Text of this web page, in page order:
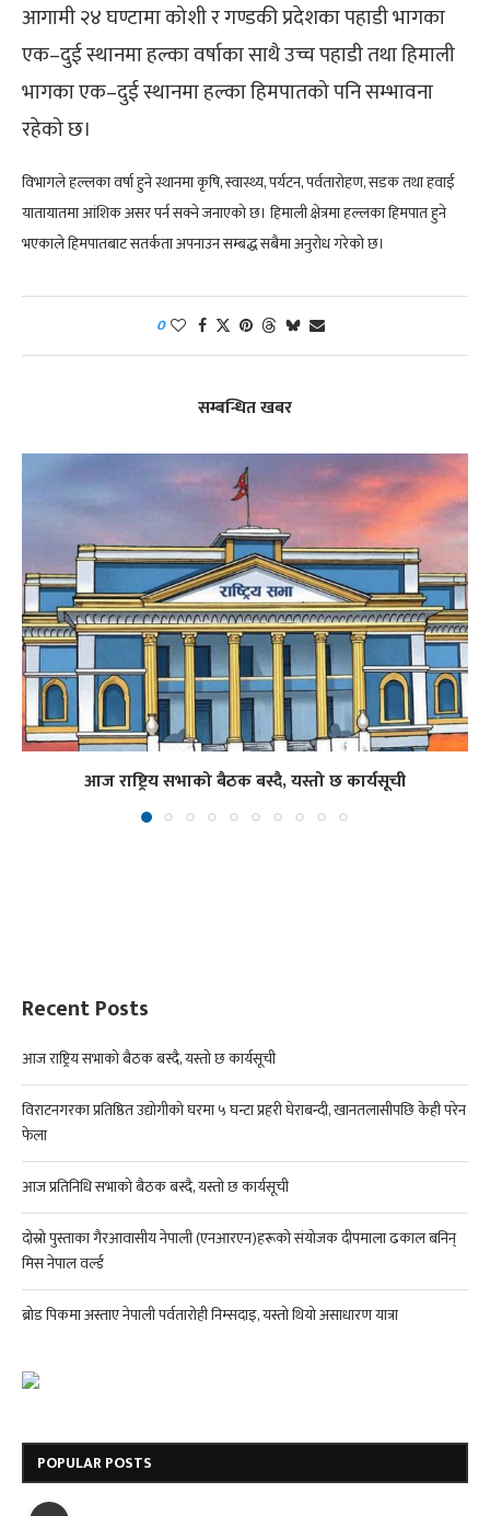
आगामी २४ घण्टामा कोशी र गण्डकी प्रदेशका पहाडी भागका
एक–दुई स्थानमा हल्का वर्षाका साथै उच्च पहाडी तथा हिमाली
भागका एक–दुई स्थानमा हल्का हिमपातको पनि सम्भावना
रहेको छ।
विभागले हल्लका वर्षा हुने स्थानमा कृषि, स्वास्थ्य, पर्यटन, पर्वतारोहण, सडक तथा हवाई
यातायातमा आंशिक असर पर्न सक्ने जनाएको छ। हिमाली क्षेत्रमा हल्लका हिमपात हुने
भएकाले हिमपातबाट सतर्कता अपनाउन सम्बद्ध सबैमा अनुरोध गरेको छ।
0
सम्बन्धित खबर
आज राष्ट्रिय सभाको बैठक बस्दै, यस्तो छ कार्यसूची
Recent Posts
आज राष्ट्रिय सभाको बैठक बस्दै, यस्तो छ कार्यसूची
विराटनगरका प्रतिष्ठित उद्योगीको घरमा ५ घन्टा प्रहरी घेराबन्दी, खानतलासीपछि केही परेन
फेला
आज प्रतिनिधि सभाको बैठक बस्दै, यस्तो छ कार्यसूची
दोस्रो पुस्ताका गैरआवासीय नेपाली (एनआरएन)हरूको संयोजक दीपमाला ढकाल बनिन्
मिस नेपाल वर्ल्ड
ब्रोड पिकमा अस्ताए नेपाली पर्वतारोही निम्सदाइ, यस्तो थियो असाधारण यात्रा
POPULAR POSTS